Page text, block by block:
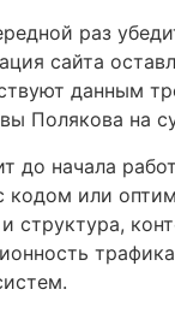
раз
сайта
данным
Полякова на
до начала
кодом или
структура,